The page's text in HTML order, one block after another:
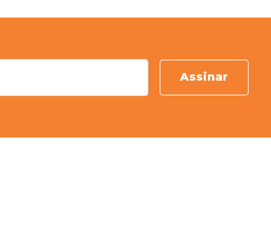
Assinar